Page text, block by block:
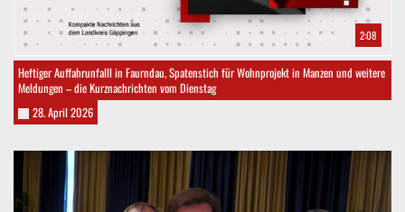
2:08
Heftiger Auffahrunfalll in Faurndau, Spatenstich für Wohnprojekt in Manzen und weitere
Meldungen – die Kurznachrichten vom Dienstag
28. April 2026